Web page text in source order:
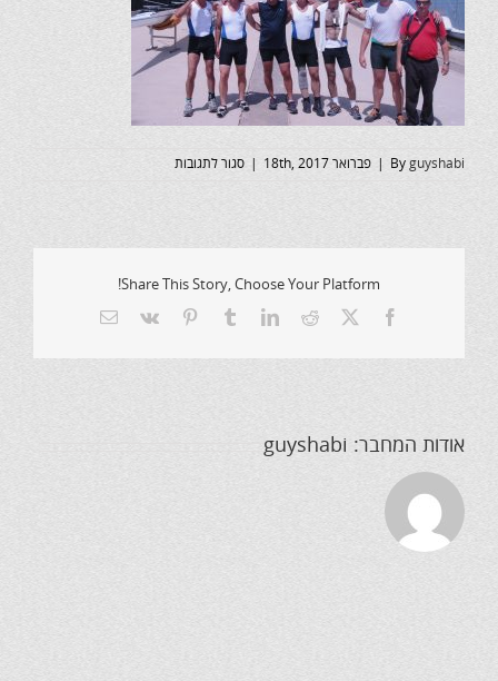
By guyshabi פברואר 18th, 2017 סגור לתגובותעל
Share This Story, Choose Your Platform!
Facebook
X
Reddit
LinkedIn
Tumblr
Pinterest
Vk
כתובת
אודות המחבר: guyshabi